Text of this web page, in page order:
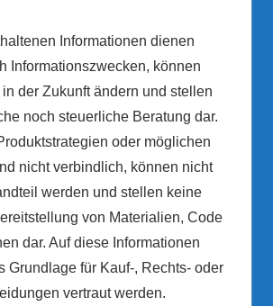
Informationen dienen
Informationszwecken, können
der Zukunft ändern und stellen
noch steuerliche Beratung dar.
oder möglichen
nicht verbindlich, können nicht
werden und stellen keine
von Materialien, Code
dar. Auf diese Informationen
Grundlage für Kauf-, Rechts- oder
vertraut werden.